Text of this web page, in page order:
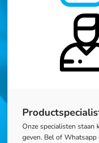
Onze specialisten staan
geven. Bel of Whatsapp